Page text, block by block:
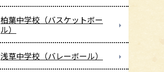
柏葉中学校（バスケットボー
ル）
浅草中学校（バレーボール）